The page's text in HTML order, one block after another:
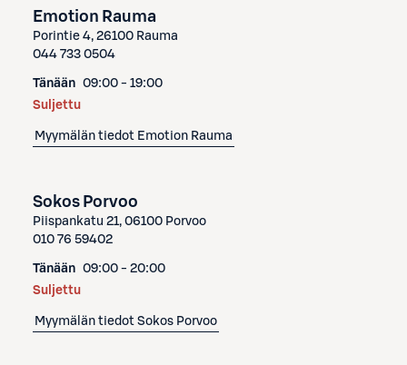
Emotion Rauma
Porintie 4, 26100 Rauma
044 733 0504
Tänään 09:00 - 19:00
Suljettu
Myymälän tiedot Emotion Rauma
Sokos Porvoo
Piispankatu 21, 06100 Porvoo
010 76 59402
Tänään 09:00 - 20:00
Suljettu
Myymälän tiedot Sokos Porvoo